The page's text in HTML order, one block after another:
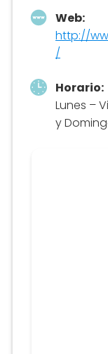
Web:
http://
/
Horario:
Lunes –
y